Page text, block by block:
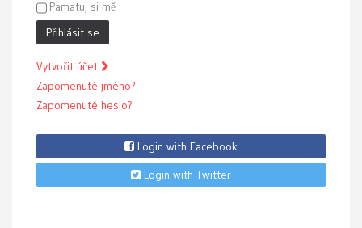
Pamatuj si mě
Přihlásit se
Vytvořit účet
Zapomenuté jméno?
Zapomenuté heslo?
Login with Facebook
Login with Twitter